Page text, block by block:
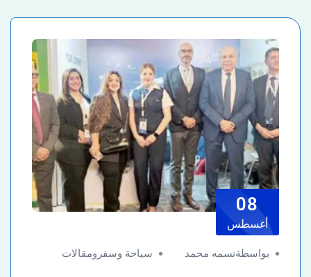
08
أغسطس
بواسطةنسمه محمد سياحة وسفر ومقالات